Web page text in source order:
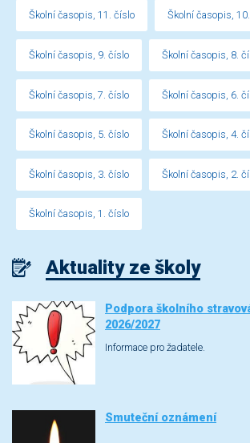
Školní časopis, 11. číslo Školní časopis,
Školní časopis, 9. číslo Školní časopis, 8.
Školní časopis, 7. číslo Školní časopis, 6.
Školní časopis, 5. číslo Školní časopis, 4.
Školní časopis, 3. číslo Školní časopis, 2.
Školní časopis, 1. číslo
Aktuality ze školy
Podpora školního
2026/2027
Informace pro žadatele.
Smuteční oznámení